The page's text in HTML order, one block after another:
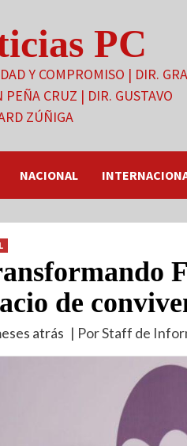
PC
Y COMPROMISO | DIR.
PEÑA CRUZ | DIR. GUSTAVO
ZÚÑIGA
NACIONAL
de
atrás | Por Staff de